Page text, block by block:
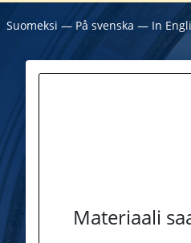
Suomeksi ― På svenska ― In
Materiaali